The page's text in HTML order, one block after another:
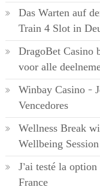
Das Warten auf
Train 4 Slot in
DragoBet Casino
voor alle
Winbay Casino –
Vencedores
Wellness Break
Wellbeing
J’ai testé la
France